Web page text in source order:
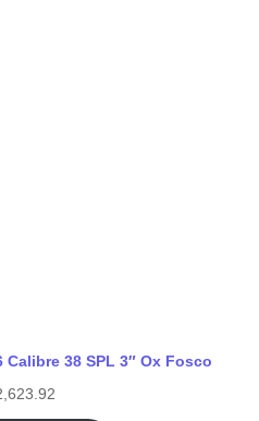
Calibre 38 SPL 3″ Ox Fosco